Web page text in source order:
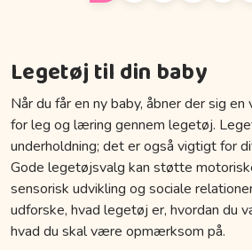
Legetøj til din baby
Når du får en ny baby, åbner der sig
for leg og læring gennem legetøj.
underholdning; det er også vigtigt for
Gode legetøjsvalg kan støtte
sensorisk udvikling og sociale
udforske, hvad legetøj er, hvordan du
hvad du skal være opmærksom på.